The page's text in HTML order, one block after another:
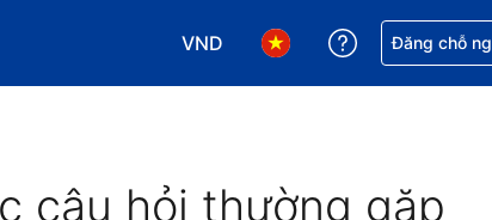
VND
Chọn loại tiền tệ của bạn. Loại
Chọn ngôn ngữ của
Nhận trợ
Đăng chỗ
câu hỏi thường gặp